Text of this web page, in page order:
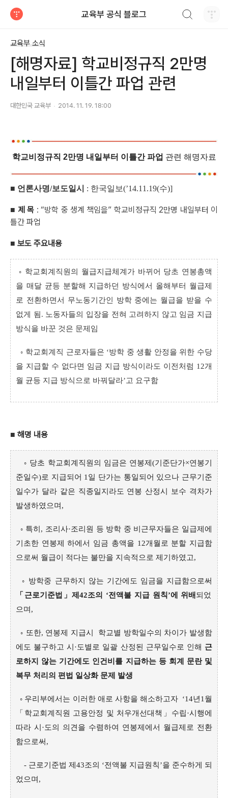
교육부 공식 블로그
교육부 소식
[해명자료] 학교비정규직 2만명
내일부터 이틀간 파업 관련
대한민국 교육부 2014. 11. 19. 18:00
학교비정규직 2만명 내일부터 이틀간 파업 관련 해명자료
■ 언론사명/보도일시 : 한국일보(’14.11.19(수)]
■ 제 목 : “방학 중 생계 책임을” 학교비정규직 2만명 내일부터 이
틀간 파업
■ 보도 주요내용
◦ 학교회계직원의 월급지급체계가 바뀌어 당초 연봉총액
을 매달 균등 분할해 지급하던 방식에서 올해부터 월급제
로 전환하면서 무노동기간인 방학 중에는 월급을 받을 수
없게 됨. 노동자들의 입장을 전혀 고려하지 않고 임금 지급
방식을 바꾼 것은 문제임
◦ 학교회계직 근로자들은 ‘방학 중 생활 안정을 위한 수당
을 지급할 수 없다면 임금 지급 방식이라도 이전처럼 12개
월 균등 지급 방식으로 바꿔달라’고 요구함
■ 해명 내용
◦ 당초 학교회계직원의 임금은 연봉제(기준단가×연봉기
준일수)로 지급되어 1일 단가는 통일되어 있으나 근무기준
일수가 달라 같은 직종일지라도 연봉 산정시 보수 격차가
발생하였으며,
◦ 특히, 조리사·조리원 등 방학 중 비근무자들은 일급제에
기초한 연봉제 하에서 임금 총액을 12개월로 분할 지급함
으로써 월급이 적다는 불만을 지속적으로 제기하였고,
◦ 방학중 근무하지 않는 기간에도 임금을 지급함으로써
「근로기준법」제42조의 ‘전액불 지급 원칙’에 위배 되었
으며,
◦ 또한, 연봉제 지급시 학교별 방학일수의 차이가 발생함
에도 불구하고 시·도별로 일괄 산정된 근무일수로 인해 근
로하지 않는 기간에도 인건비를 지급하는 등 회계 문란 및
복무 처리의 편법 일상화 문제 발생
◦ 우리부에서는 이러한 애로 사항을 해소하고자 ‘14년1월
「학교회계직원 고용안정 및 처우개선대책」수립·시행에
따라 시·도의 의견을 수렴하여 연봉제에서 월급제로 전환
함으로써,
- 근로기준법 제43조의 ‘전액불 지급원칙’을 준수하게 되
었으며,